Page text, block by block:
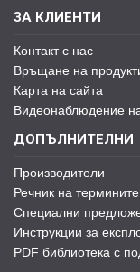
ЗА КЛИЕНТИ
Контакт с нас
Връщане на
Карта на сайта
Видеонаблюдение
ДОПЪЛНИТЕЛНИ
Производители
Речник на термините
Специални
Инструкции за
PDF библиотека с